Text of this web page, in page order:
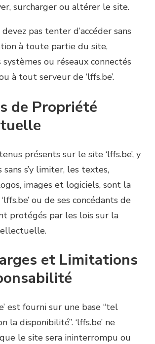
surcharger ou altérer le site.
pas tenter d’accéder sans
à toute partie du site,
systèmes ou réseaux connectés
à tout serveur de ‘lffs.be’.
de Propriété
présents sur le site ‘lffs.be’, y
sans s’y limiter, les textes,
images et logiciels, sont la
ou de ses concédants de
protégés par les lois sur la
et Limitations
est fourni sur une base “tel
la disponibilité”. ‘lffs.be’ ne
le site sera ininterrompu ou